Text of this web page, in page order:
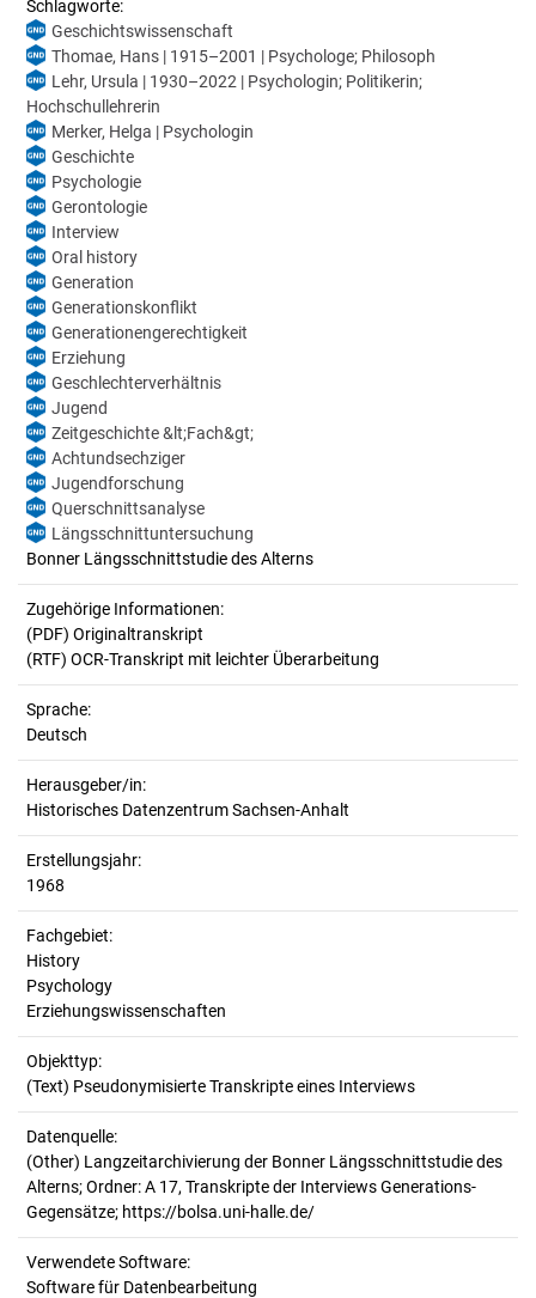
Schlagworte:
Geschichtswissenschaft
Thomae, Hans | 1915–2001 | Psychologe; Philosoph
Lehr, Ursula | 1930–2022 | Psychologin; Politikerin;
Hochschullehrerin
Merker, Helga | Psychologin
Geschichte
Psychologie
Gerontologie
Interview
Oral history
Generation
Generationskonflikt
Generationengerechtigkeit
Erziehung
Geschlechterverhältnis
Jugend
Zeitgeschichte &lt;Fach&gt;
Achtundsechziger
Jugendforschung
Querschnittsanalyse
Längsschnittuntersuchung
Bonner Längsschnittstudie des Alterns
Zugehörige Informationen:
(PDF) Originaltranskript
(RTF) OCR-Transkript mit leichter Überarbeitung
Sprache:
Deutsch
Herausgeber/in:
Historisches Datenzentrum Sachsen-Anhalt
Erstellungsjahr:
1968
Fachgebiet:
History
Psychology
Erziehungswissenschaften
Objekttyp:
(Text) Pseudonymisierte Transkripte eines Interviews
Datenquelle:
(Other) Langzeitarchivierung der Bonner Längsschnittstudie des
Alterns; Ordner: A 17, Transkripte der Interviews Generations-
Gegensätze; https://bolsa.uni-halle.de/
Verwendete Software:
Software für Datenbearbeitung